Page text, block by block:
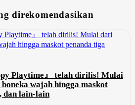
direkomendasikan
Playtime』 telah dirilis! Mulai
wajah hingga maskot
dan lain-lain